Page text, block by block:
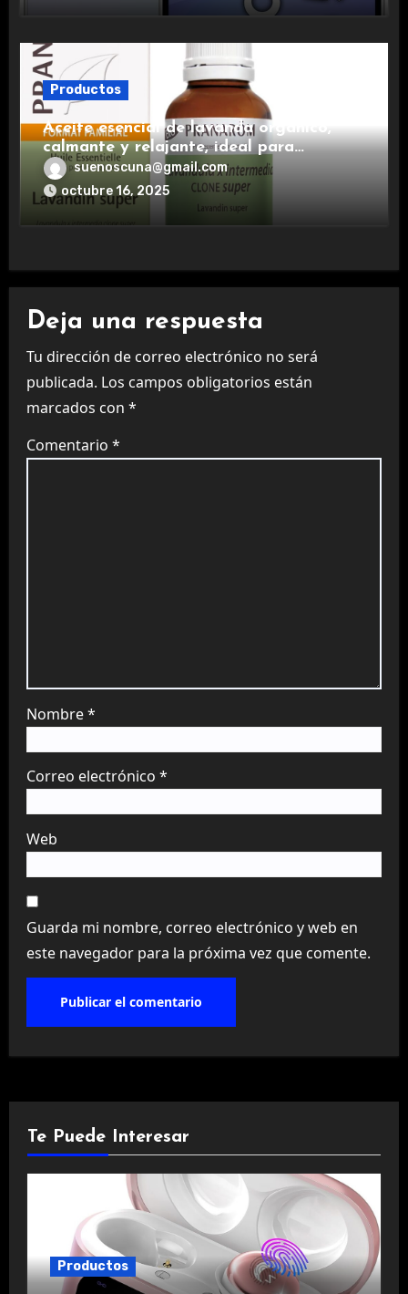
Productos
Aceite esencial de lavanda orgánico,
calmante y relajante, ideal para
aromaterapia.
suenoscuna@gmail.com
octubre 16, 2025
Deja una respuesta
Tu dirección de correo electrónico no será
publicada. Los campos obligatorios están
marcados con *
Comentario *
Nombre*
Correo electrónico *
Web
Guarda mi nombre, correo electrónico y web en
este navegador para la próxima vez que comente.
Te Puede Interesar
Productos